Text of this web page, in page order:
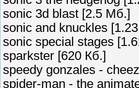
sonic 3d blast [2.5 Мб.]
sonic and knuckles
sonic special stages
sparkster [620 Кб.]
speedy gonzales -
spider-man - the